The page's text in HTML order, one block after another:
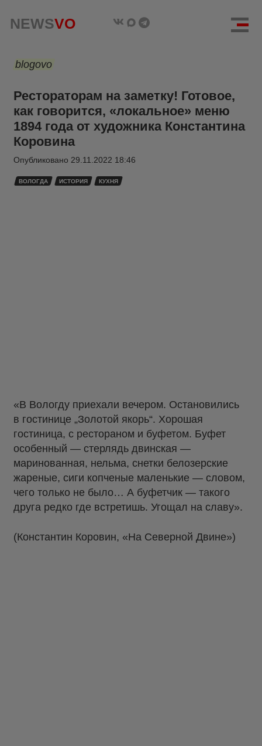
NEWSVO
blogovo
Рестораторам на заметку! Готовое,
как говорится, «локальное» меню
1894 года от художника Константина
Коровина
Опубликовано 29.11.2022 18:46
ВОЛОГДА ИСТОРИЯ КУХНЯ
«В Вологду приехали вечером. Остановились
в гостинице „Золотой якорь“. Хорошая
гостиница, с рестораном и буфетом. Буфет
особенный — стерлядь двинская —
маринованная, нельма, снетки белозерские
жареные, сиги копченые маленькие — словом,
чего только не было… А буфетчик — такого
друга редко где встретишь. Угощал на славу».
(Константин Коровин, «На Северной Двине»)